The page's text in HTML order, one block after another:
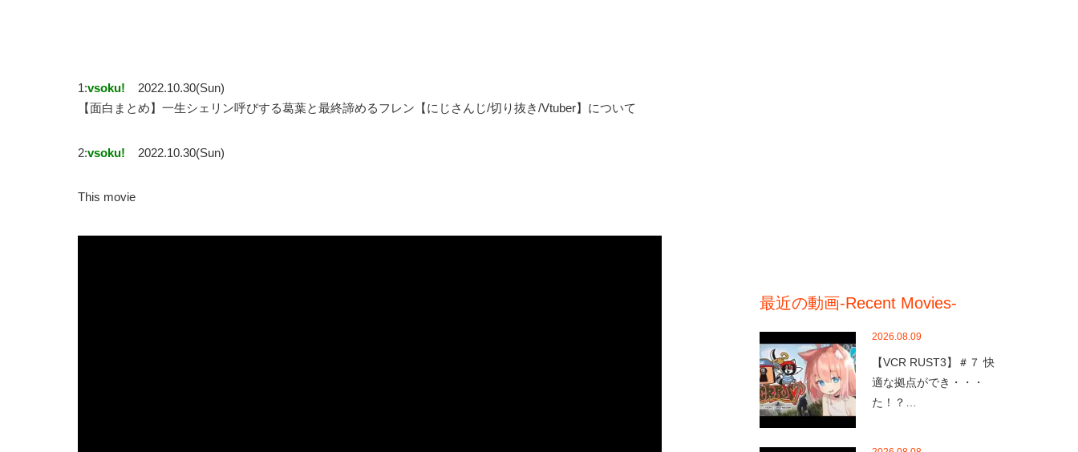
1:vsoku!
2022.10.30(Sun)
【面白まとめ】一生シェリン呼びする葛葉と最終諦めるフレン【にじさんじ/切り抜き/Vtuber】について
2:vsoku! 2022.10.30(Sun)
This movie
最近の動画-Recent Movies-
2026.08.09
【VCR RUST3】＃７ 快
適な拠点ができ・・・
た！？…